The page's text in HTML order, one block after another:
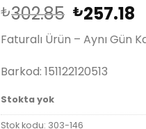
₺302.85 Orijinal
fiyat:
₺257.18
Faturalı Ürün – Aynı Gün
Barkod: 151122120513
Stokta yok
Stok kodu: 303-146